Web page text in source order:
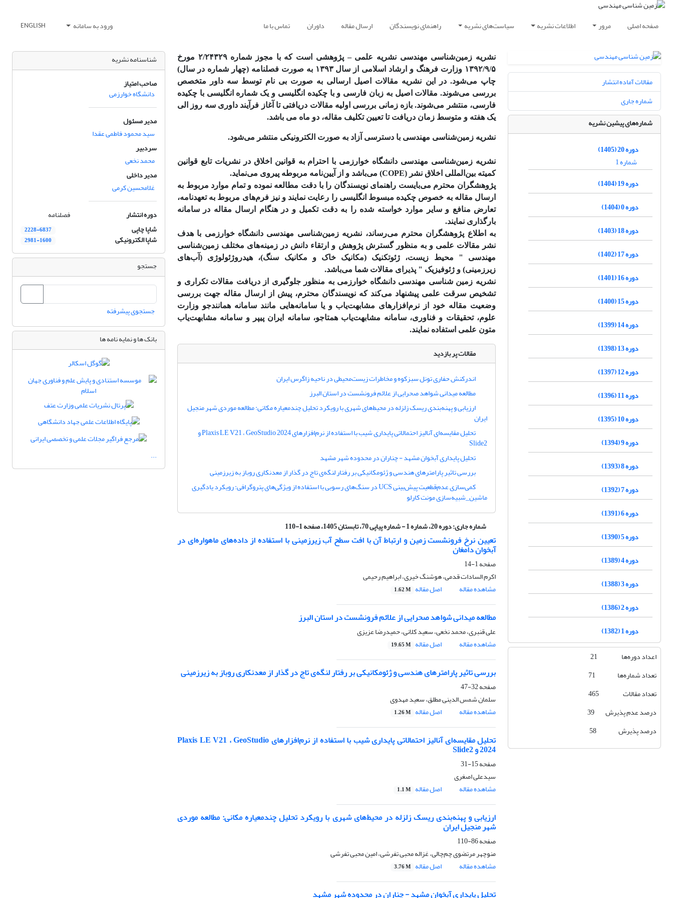
صفحه اصلی مرور اطلاعات نشریه سیاست‌های نشریه راهنمای نویسندگان ارسال مقاله داوران تماس با ما ورود به سامانه ENGLISH
مقالات آماده انتشار
شماره جاری
شماره‌های پیشین نشریه
دوره 20 (1405)
شماره 1
دوره 19 (1404)
دوره 0 (1404)
دوره 18 (1403)
دوره 17 (1402)
دوره 16 (1401)
دوره 15 (1400)
دوره 14 (1399)
دوره 13 (1398)
دوره 12 (1397)
دوره 11 (1396)
دوره 10 (1395)
دوره 9 (1394)
دوره 8 (1393)
دوره 7 (1392)
دوره 6 (1391)
دوره 5 (1390)
دوره 4 (1389)
دوره 3 (1388)
دوره 2 (1386)
دوره 1 (1382)
اعداد دوره‌ها 21
تعداد شماره‌ها 71
تعداد مقالات 465
درصد عدم پذیرش 39
درصد پذیرش 58
نشریه زمین‌شناسی مهندسی نشریه علمی – پژوهشی است که با مجوز شماره ۲/۲۴۳۲۹ مورخ
۱۳۹۲/۹/۵ وزارت فرهنگ و ارشاد اسلامی از سال ۱۳۹۳ به صورت فصلنامه (چهار شماره در سال)
چاپ می‌شود. در این نشریه مقالات اصیل ارسالی به صورت بی نام توسط سه داور متخصص
بررسی می‌شوند. مقالات اصیل به زبان فارسی و با چکیده انگلیسی و یک شماره انگلیسی با چکیده
فارسی، منتشر می‌شوند. بازه زمانی بررسی اولیه مقالات دریافتی تا آغاز فرآیند داوری سه روز الی
یک هفته و متوسط زمان دریافت تا تعیین تکلیف مقاله، دو ماه می باشد.
نشریه زمین‌شناسی مهندسی با دسترسی آزاد به صورت الکترونیکی منتشر می‌شود.
نشریه زمین‌شناسی مهندسی دانشگاه خوارزمی با احترام به قوانین اخلاق در نشریات تابع قوانین
کمیته بین‌المللی اخلاق نشر (COPE) می‌باشد و از آیین‌نامه مربوطه پیروی می‌نماید.
پژوهشگران محترم می‌بایست راهنمای نویسندگان را با دقت مطالعه نموده و تمام موارد مربوط به
ارسال مقاله به خصوص چکیده مبسوط انگلیسی را رعایت نمایند و نیز فرم‌های مربوط به تعهدنامه،
تعارض منافع و سایر موارد خواسته شده را به دقت تکمیل و در هنگام ارسال مقاله در سامانه
بارگذاری نمایند.
به اطلاع پژوهشگران محترم می‌رساند، نشریه زمین‌شناسی مهندسی دانشگاه خوارزمی با هدف
نشر مقالات علمی و به منظور گسترش پژوهش و ارتقاء دانش در زمینه‌های مختلف زمین‌شناسی
مهندسی " محیط زیست، ژئوتکنیک (مکانیک خاک و مکانیک سنگ)، هیدروژئولوژی (آب‌های
زیرزمینی) و ژئوفیزیک " پذیرای مقالات شما می‌باشد.
نشریه زمین شناسی مهندسی دانشگاه خوارزمی به منظور جلوگیری از دریافت مقالات تکراری و
تشخیص سرقت علمی پیشنهاد می‌کند که نویسندگان محترم، پیش از ارسال مقاله جهت بررسی
وضعیت مقاله خود از نرم‌افزارهای مشابهت‌­یاب و یا سامانه‌هایی مانند سامانه همانند‌جو وزارت
علوم، تحقیقات و فناوری، سامانه مشابهت‌یاب همتاجو، سامانه ایران پیپر و سامانه مشابهت‌یاب
متون علمی استفاده نمایند.
مقالات پر بازدید
اندرکنش حفاری تونل سبزکوه و مخاطرات زیست‌محیطی در ناحیه زاگرس ایران
مطالعه میدانی شواهد صحرایی از علائم فرونشست در استان البرز
ارزیابی و پهنه‌بندی ریسک زلزله در محیط‌های شهری با رویکرد تحلیل چندمعیاره مکانی: مطالعه موردی شهر منجیل
ایران
تحلیل مقایسه‌ای آنالیز احتمالاتی پایداری شیب با استفاده از نرم‌افزارهای Plaxis LE V21 ، GeoStudio 2024 و
Slide2
تحلیل پایداری آبخوان مشهد - چناران در محدوده شهر مشهد
بررسی تاثیر پارامترهای هندسی و ژئومکانیکی بر رفتار لنگه‌ی تاج در گذار از معدنکاری روباز به زیرزمینی
کمی‌سازی عدم‌قطعیت پیش‌بینی UCS در سنگ‌های رسوبی با استفاده از ویژگی‌های پتروگرافی: رویکرد یادگیری
ماشین_شبیه‌سازی مونت کارلو
شماره جاری:دوره 20، شماره 1 - شماره پیاپی 70، تابستان 1405، صفحه 1-110
تعیین نرخ فرونشست زمین و ارتباط آن با افت سطح آب زیرزمینی با استفاده از داده‌های ماهواره‌ای در
آبخوان دامغان
صفحه1-14
اکرم السادات قدمی، هوشنگ خیری، ابراهیم رحیمی
مشاهده مقاله
اصل مقاله 1.62 M
مطالعه میدانی شواهد صحرایی از علائم فرونشست در استان البرز
علی قنبری، محمد نخعی، سعید کلانی، حمیدرضا عزیزی
مشاهده مقاله
اصل مقاله 19.65 M
بررسی تاثیر پارامترهای هندسی و ژئومکانیکی بر رفتار لنگه‌ی تاج در گذار از معدنکاری روباز به زیرزمینی
صفحه32-47
سلمان شمس الدینی مطلق، سعید مهدوی
مشاهده مقاله
اصل مقاله 1.26 M
تحلیل مقایسه‌ای آنالیز احتمالاتی پایداری شیب با استفاده از نرم‌افزارهای Plaxis LE V21 ، GeoStudio
2024 و Slide2
صفحه15-31
سیدعلی اصغری
مشاهده مقاله
اصل مقاله 1.1 M
ارزیابی و پهنه‌بندی ریسک زلزله در محیط‌های شهری با رویکرد تحلیل چندمعیاره مکانی: مطالعه موردی
شهر منجیل ایران
صفحه86-110
منوچهر مرتضوی چم‌چالی، غزاله محبی تفرشی، امین محبی تفرشی
مشاهده مقاله
اصل مقاله 3.76 M
تحلیل پایداری آبخوان مشهد - چناران در محدوده شهر مشهد
شناسنامه نشریه
صاحب امتیاز
دانشگاه خوارزمی
مدیر مسئول
سید محمود فاطمی عقدا
سردبیر
محمد نخعی
مدیر داخلی
غلامحسین کرمی
دوره انتشار
فصلنامه
شاپا چاپی
2228-6837
شاپا الکترونیکی 2981-1600
جستجو
جستجوی پیشرفته
بانک ها و نمایه نامه ها
...